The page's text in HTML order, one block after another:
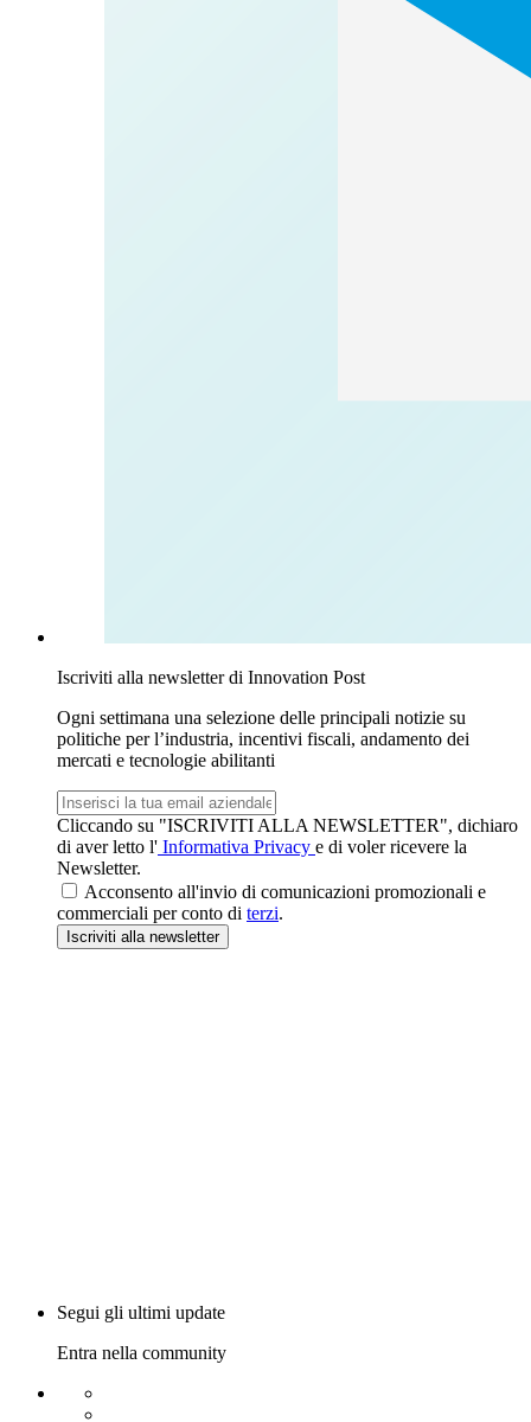
Iscriviti alla newsletter di Innovation Post
Ogni settimana una selezione delle principali notizie su
politiche per l’industria, incentivi fiscali, andamento dei
mercati e tecnologie abilitanti
Email
aziendale
Cliccando su "ISCRIVITI ALLA NEWSLETTER", dichiaro
di aver letto l' Informativa Privacy e di voler ricevere la
Newsletter.
Acconsento all'invio di comunicazioni promozionali e
commerciali per conto di terzi.
Iscriviti alla newsletter
Segui gli ultimi update
Entra nella community